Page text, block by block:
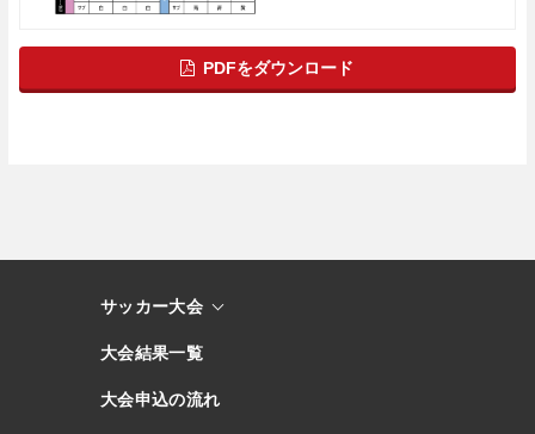
PDFをダウンロード
サッカー大会
大会結果一覧
大会申込の流れ